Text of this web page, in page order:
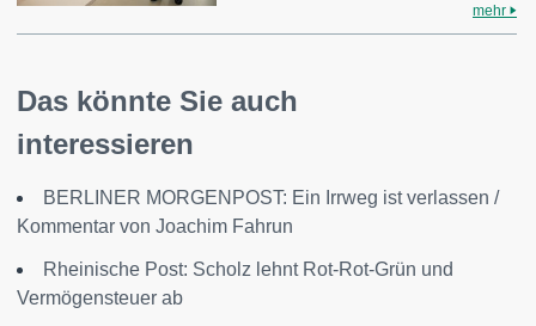
mehr
Das könnte Sie auch
interessieren
BERLINER MORGENPOST: Ein Irrweg ist verlassen /
Kommentar von Joachim Fahrun
Rheinische Post: Scholz lehnt Rot-Rot-Grün und
Vermögensteuer ab